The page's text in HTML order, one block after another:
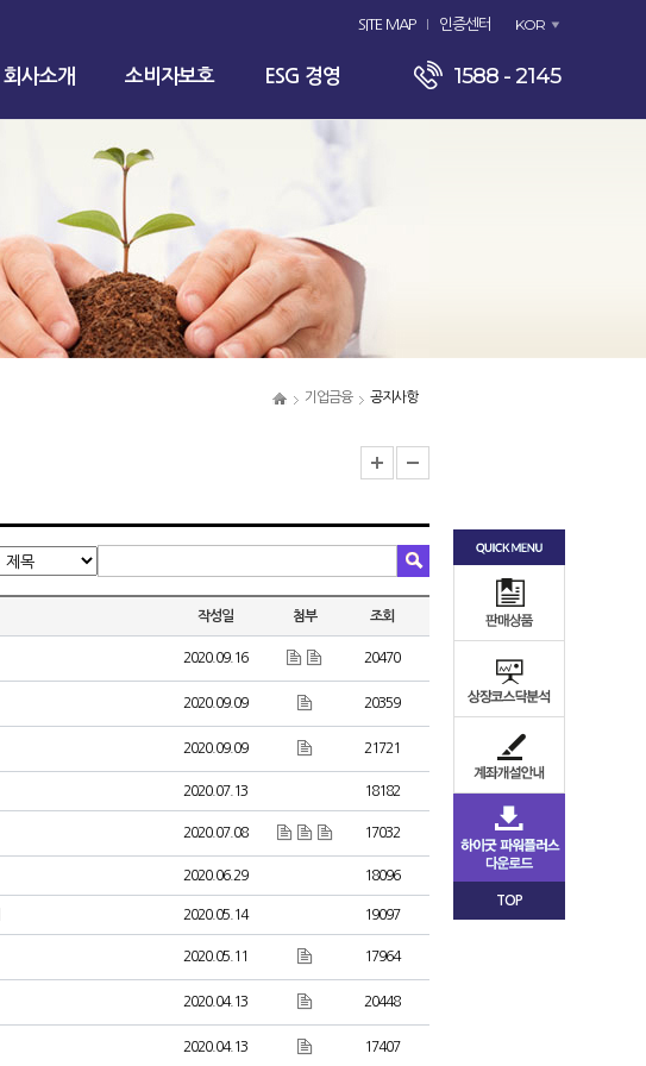
SITE MAP 인증센터 KOR
회사소개 소비자보호 ESG 경영 1588 - 2145
기업금융 공지사항
작성일 첨부 조회
2020.09.16 20470
2020.09.09 20359
2020.09.09 21721
2020.07.13 18182
2020.07.08 17032
2020.06.29 18096
2020.05.14 19097
2020.05.11 17964
2020.04.13 20448
2020.04.13 17407
TOP